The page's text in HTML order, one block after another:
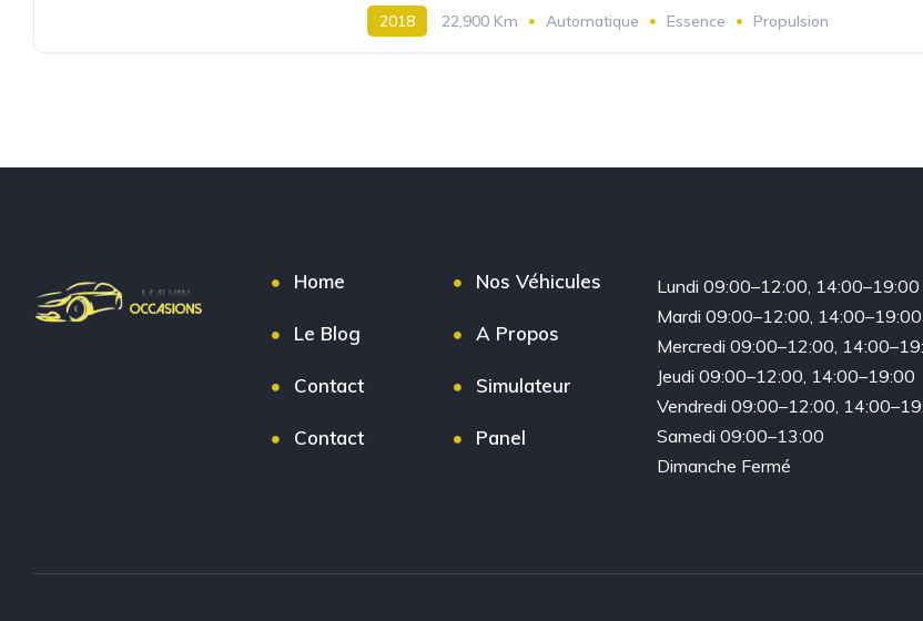
2018 22,900 Km Automatique Essence Propulsion
Home Nos Véhicules
Le Blog A Propos
Contact Simulateur
Contact Panel
Lundi 09:00–12:00, 14:00–19:00
Mardi 09:00–12:00, 14:00–19:00
Mercredi 09:00–12:00,
Jeudi 09:00–12:00, 14:00–19:00
Vendredi 09:00–12:00,
Samedi 09:00–13:00
Dimanche Fermé